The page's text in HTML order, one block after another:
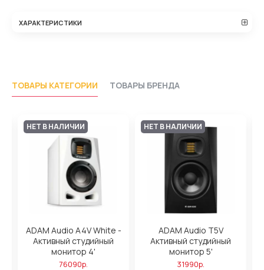
ХАРАКТЕРИСТИКИ
ТОВАРЫ КАТЕГОРИИ ТОВАРЫ БРЕНДА
НЕТ В НАЛИЧИИ
ADAM Audio A4V White -
Активный студийный
монитор 4'
76090р.
НЕТ В НАЛИЧИИ
ADAM Audio T5V
Активный студийный
монитор 5'
31990р.